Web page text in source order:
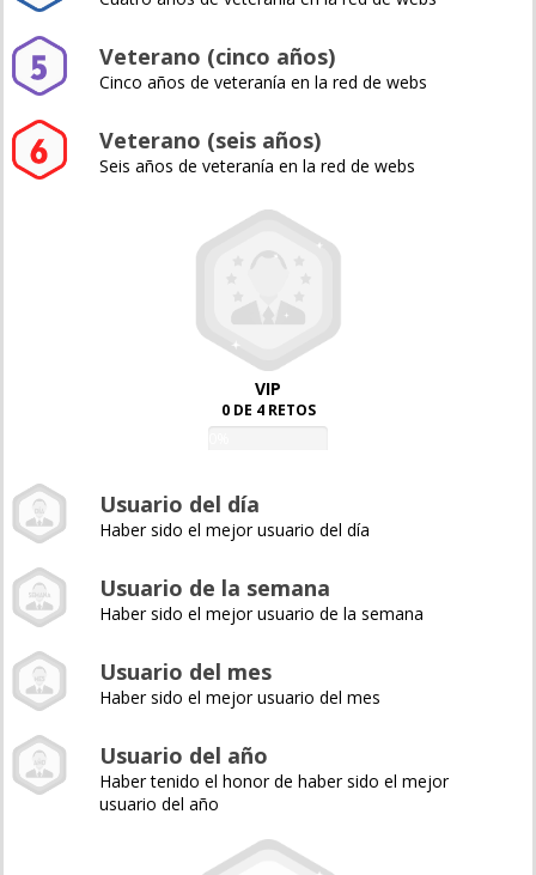
Veterano (cinco años)
Cinco años de veteranía en la red de webs
Veterano (seis años)
Seis años de veteranía en la red de webs
VIP
0 DE 4 RETOS
Usuario del día
Haber sido el mejor usuario del día
Usuario de la semana
Haber sido el mejor usuario de la semana
Usuario del mes
Haber sido el mejor usuario del mes
Usuario del año
Haber tenido el honor de haber sido el mejor
usuario del año